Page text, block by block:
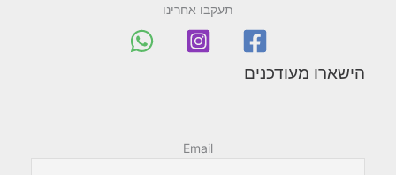
תעקבו אחרינו
הישארו מעודכנים
Email